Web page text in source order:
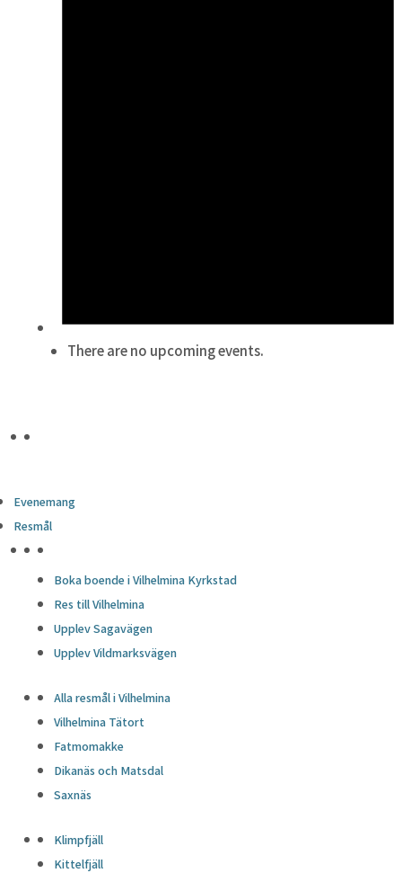
There are no upcoming events.
Evenemang
Resmål
Boka boende i Vilhelmina Kyrkstad
Res till Vilhelmina
Upplev Sagavägen
Upplev Vildmarksvägen
Alla resmål i Vilhelmina
Vilhelmina Tätort
Fatmomakke
Dikanäs och Matsdal
Saxnäs
Klimpfjäll
Kittelfjäll